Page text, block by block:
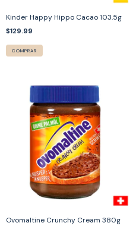
Kinder Happy Hippo Cacao 103.5g
$129.99
COMPRAR
Ovomaltine Crunchy Cream 380g